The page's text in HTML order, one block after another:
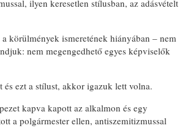
ilyen keresetlen stílusban, az adásvételt
körülmények ismeretének hiányában – nem
nem megengedhető egyes képviselők
ezt a stílust, akkor igazuk lett volna.
kapva kapott az alkalmon és egy
a polgármester ellen, antiszemitizmussal